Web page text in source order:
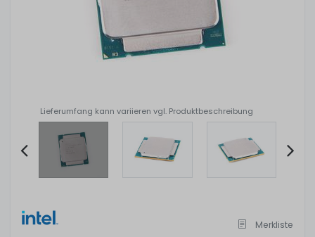
Lieferumfang kann variieren vgl. Produktbeschreibung
of
4
Merkliste